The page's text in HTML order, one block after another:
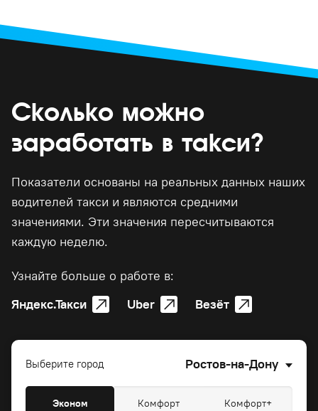
Сколько можно
заработать в такси?
Показатели основаны на реальных данных наших
водителей такси и являются средними
значениями. Эти значения пересчитываются
каждую неделю.
Узнайте больше о работе в:
Яндекс.Такси
Uber Везёт
Выберите город Ростов-на-Дону
Эконом Комфорт Комфорт+